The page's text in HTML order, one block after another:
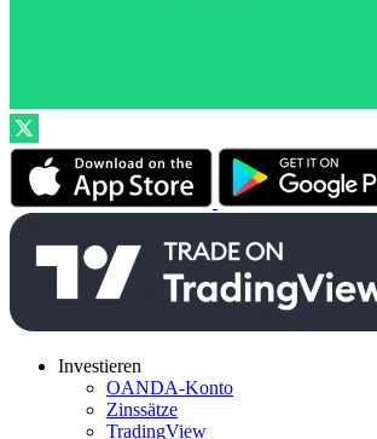
Investieren
OANDA-Konto
Zinssätze
TradingView